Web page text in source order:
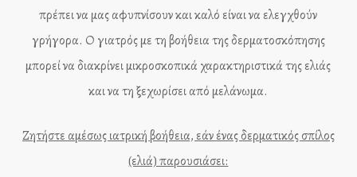
πρέπει να μας αφυπνίσουν και καλό είναι να ελεγχθούν
γρήγορα. Ο γιατρός με τη βοήθεια της δερματοσκόπησης
μπορεί να διακρίνει μικροσκοπικά χαρακτηριστικά της ελιάς
και να τη ξεχωρίσει από μελάνωμα.
Ζητήστε αμέσως ιατρική βοήθεια, εάν ένας δερματικός σπίλος
(ελιά) παρουσιάσει: